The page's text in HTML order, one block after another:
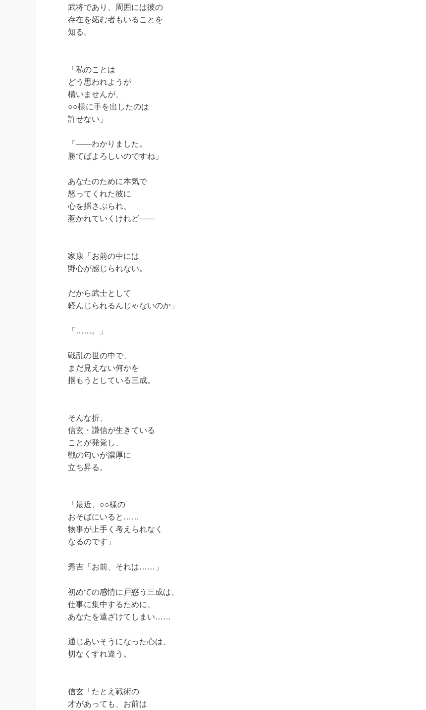
武将であり、周囲には彼の
存在を妬む者もいることを
知る。
「私のことは
どう思われようが
構いませんが、
○○様に手を出したのは
許せない」
「――わかりました。
勝てばよろしいのですね」
あなたのために本気で
怒ってくれた彼に
心を揺さぶられ、
惹かれていくけれど――
家康「お前の中には
野心が感じられない。
だから武士として
軽んじられるんじゃないのか」
「……。」
戦乱の世の中で、
まだ見えない何かを
掴もうとしている三成。
そんな折、
信玄・謙信が生きている
ことが発覚し、
戦の匂いが濃厚に
立ち昇る。
「最近、○○様の
おそばにいると……
物事が上手く考えられなく
なるのです」
秀吉「お前、それは……」
初めての感情に戸惑う三成は、
仕事に集中するために、
あなたを遠ざけてしまい……
通じあいそうになった心は、
切なくすれ違う。
信玄「たとえ戦術の
才があっても、お前は